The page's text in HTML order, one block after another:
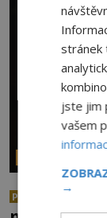
PREMIUM
stránek
jste jim
vašem
→